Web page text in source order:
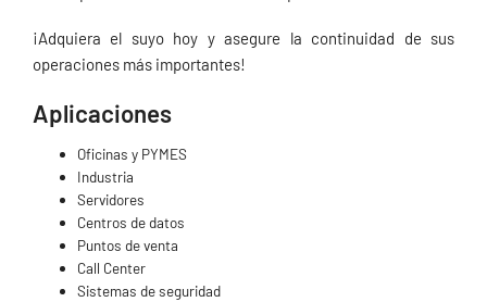
¡Adquiera el suyo hoy y asegure la continuidad de sus
operaciones más importantes!
Aplicaciones
Oficinas y PYMES
Industria
Servidores
Centros de datos
Puntos de venta
Call Center
Sistemas de seguridad